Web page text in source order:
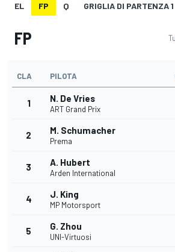
EL FP Q GRIGLIA DI PARTENZA 1
FP
CLA PILOTA
1 N. De Vries
ART Grand Prix
2 M. Schumacher
Prema
3 A. Hubert
Arden International
4 J. King
MP Motorsport
5 G. Zhou
UNI-Virtuosi